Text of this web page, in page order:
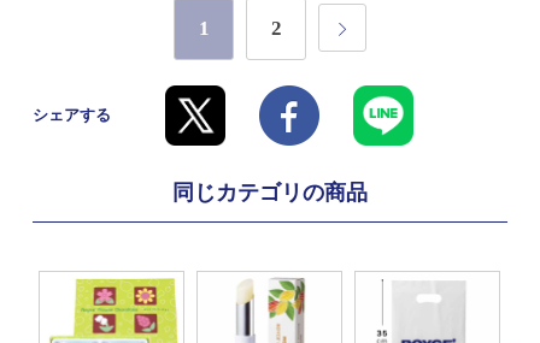
1 2
シェアする
同じカテゴリの商品